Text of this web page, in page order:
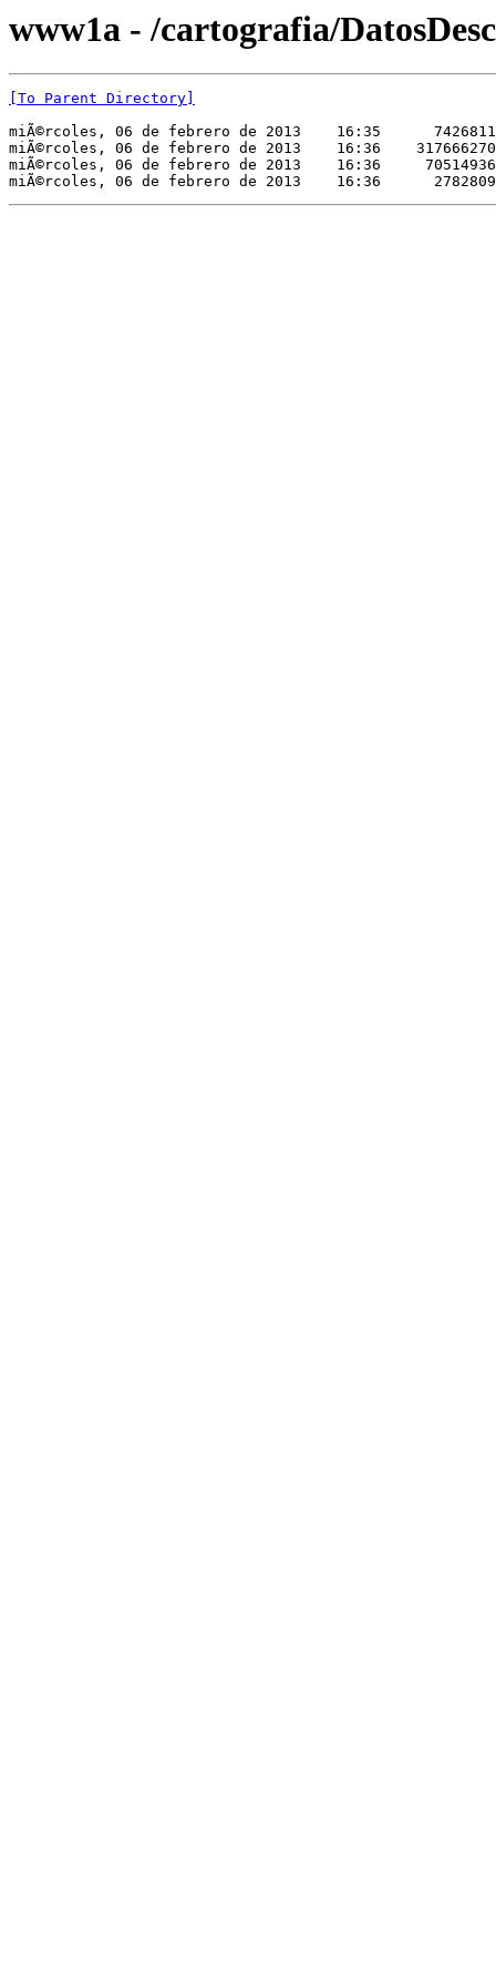
www1a - /cartografia/
[To Parent Directory]
miÃ©rcoles, 06 de febrero de 2013    16:35
miÃ©rcoles, 06 de febrero de 2013    16:36
miÃ©rcoles, 06 de febrero de 2013    16:36
miÃ©rcoles, 06 de febrero de 2013    16:36